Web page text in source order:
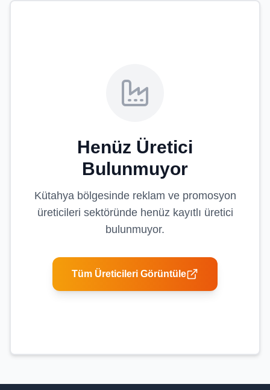
Henüz Üretici
Bulunmuyor
Kütahyabölgesinde reklam ve promosyon
üreticileri sektöründe henüz kayıtlı üretici
bulunmuyor.
Tüm Üreticileri Görüntüle